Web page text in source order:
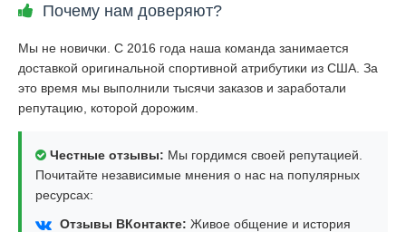
Почему нам доверяют?
Мы не новички. С 2016 года наша команда занимается
доставкой оригинальной спортивной атрибутики из США. За
это время мы выполнили тысячи заказов и заработали
репутацию, которой дорожим.
Честные отзывы: Мы гордимся своей репутацией.
Почитайте независимые мнения о нас на популярных
ресурсах:
Отзывы ВКонтакте: Живое общение и история